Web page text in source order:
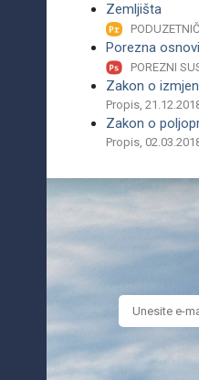
Zemljišta
Porezna
POREZNI
Zakon o
Propis,
Zakon o
Propis,